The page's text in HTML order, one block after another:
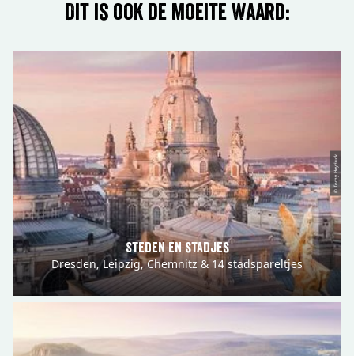
Dit is ook de moeite waard:
Steden en stadjes
Dresden, Leipzig, Chemnitz & 14 stadspareltjes
© Tomy Heyduck